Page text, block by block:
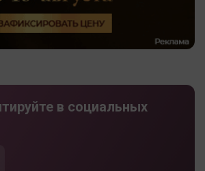
в социальных